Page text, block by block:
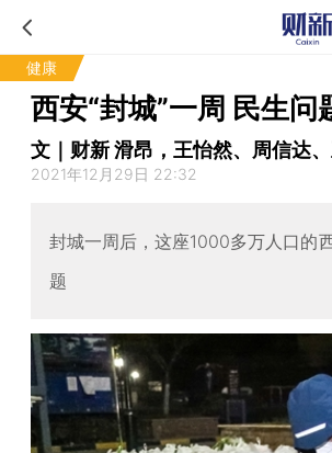
健康
西安“封城”一周 民生问
文｜财新 滑昂，王怡然、周信达、
2021年12月29日 22:32
封城一周后，这座1000多万人口的
题